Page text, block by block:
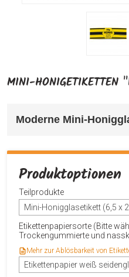
MINI-HONIGETIKETTEN
Moderne Mini-
Produktoptionen
Teilprodukte
Mini-Honigglasetikett (6,5 x
Etikettenpapiersorte (Bitte
Trockengummierte und
Mehr zur Ablösbarkeit von
Etikettenpapier weiß